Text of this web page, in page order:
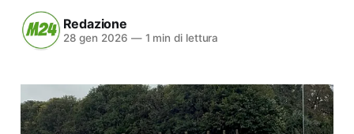
Redazione
28 gen 2026 —1 min di lettura